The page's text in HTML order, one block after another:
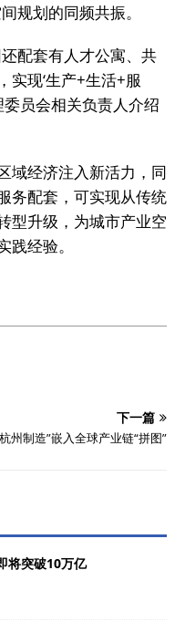
规划的同频共振。
配套有人才公寓、共
实现‘生产+生活+服
委员会相关负责人介绍
域经济注入新活力，同
务配套，可实现从传统
型升级，为城市产业空
经验。
下一篇
州制造”嵌入全球产业链“拼图”
将突破10万亿